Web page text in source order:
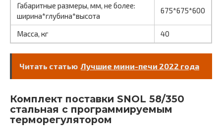
Габаритные размеры, мм, не более:
ширина*глубина*высота
675*675*600
Масса, кг 40
Читать статью Лучшие мини-печи 2022 года
Комплект поставки SNOL 58/350
стальная c программируемым
терморегулятором